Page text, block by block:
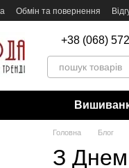
Обмін та повернення
+38 (068)
Головна Блог
З Днем